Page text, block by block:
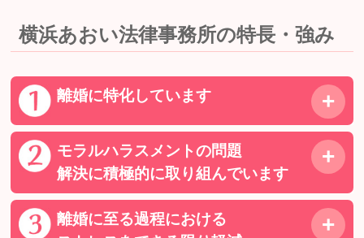
横浜あおい法律事務所の特長・強み
離婚に特化しています
モラルハラスメントの問題
解決に積極的に取り組んでいます
離婚に至る過程における